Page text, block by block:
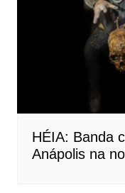
HÉIA: Banda
Anápolis na